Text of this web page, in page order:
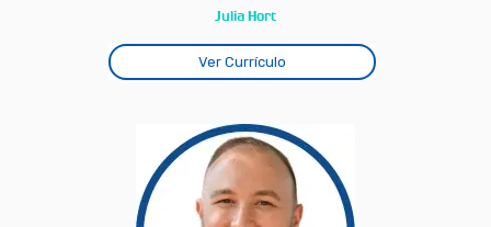
Julia Hort
Ver Currículo